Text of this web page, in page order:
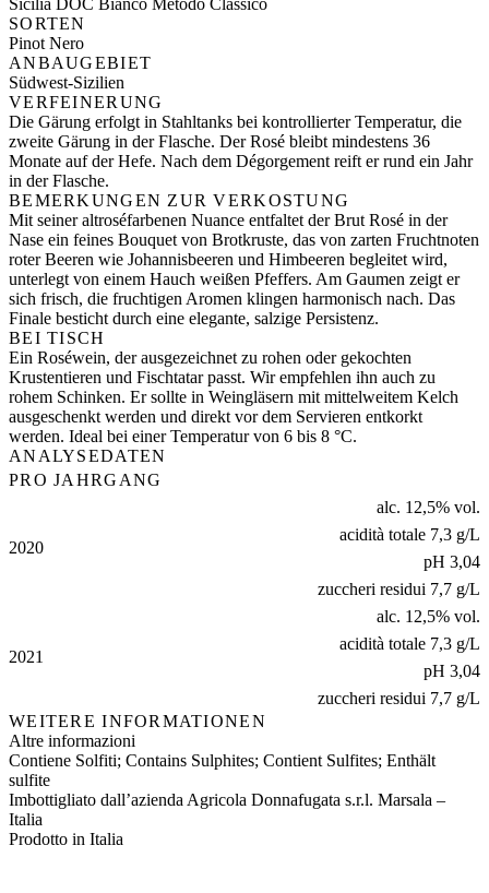
Sicilia DOC Bianco Metodo Classico
SORTEN
Pinot Nero
ANBAUGEBIET
Südwest-Sizilien
VERFEINERUNG
Die Gärung erfolgt in Stahltanks bei kontrollierter Temperatur, die
zweite Gärung in der Flasche. Der Rosé bleibt mindestens 36
Monate auf der Hefe. Nach dem Dégorgement reift er rund ein Jahr
in der Flasche.
BEMERKUNGEN ZUR VERKOSTUNG
Mit seiner altroséfarbenen Nuance entfaltet der Brut Rosé in der
Nase ein feines Bouquet von Brotkruste, das von zarten Fruchtnoten
roter Beeren wie Johannisbeeren und Himbeeren begleitet wird,
unterlegt von einem Hauch weißen Pfeffers. Am Gaumen zeigt er
sich frisch, die fruchtigen Aromen klingen harmonisch nach. Das
Finale besticht durch eine elegante, salzige Persistenz.
BEI TISCH
Ein Roséwein, der ausgezeichnet zu rohen oder gekochten
Krustentieren und Fischtatar passt. Wir empfehlen ihn auch zu
rohem Schinken. Er sollte in Weingläsern mit mittelweitem Kelch
ausgeschenkt werden und direkt vor dem Servieren entkorkt
werden. Ideal bei einer Temperatur von 6 bis 8 °C.
ANALYSEDATEN
PRO JAHRGANG
2020
alc. 12,5% vol.
acidità totale 7,3 g/L
pH 3,04
zuccheri residui 7,7 g/L
2021
alc. 12,5% vol.
acidità totale 7,3 g/L
pH 3,04
zuccheri residui 7,7 g/L
WEITERE INFORMATIONEN
Altre informazioni
Contiene Solfiti; Contains Sulphites; Contient Sulfites; Enthält
sulfite
Imbottigliato dall’azienda Agricola Donnafugata s.r.l. Marsala –
Italia
Prodotto in Italia